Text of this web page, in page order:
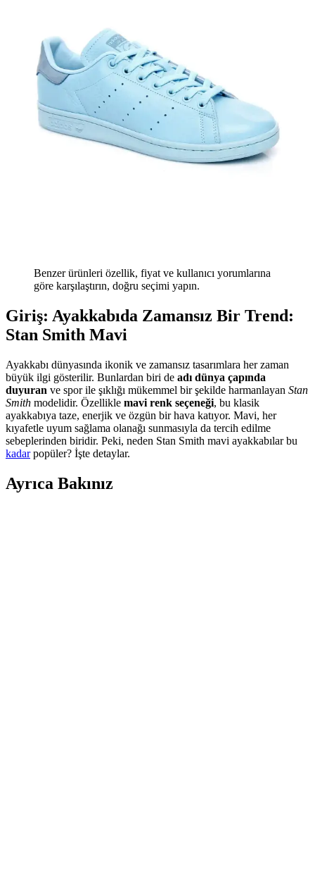
Benzer ürünleri özellik, fiyat ve kullanıcı yorumlarına
göre karşılaştırın, doğru seçimi yapın.
Giriş: Ayakkabıda Zamansız Bir Trend:
Stan Smith Mavi
Ayakkabı dünyasında ikonik ve zamansız tasarımlara her zaman
büyük ilgi gösterilir. Bunlardan biri de adı dünya çapında
duyuran ve spor ile şıklığı mükemmel bir şekilde harmanlayan Stan
Smith modelidir. Özellikle mavi renk seçeneği, bu klasik
ayakkabıya taze, enerjik ve özgün bir hava katıyor. Mavi, her
kıyafetle uyum sağlama olanağı sunmasıyla da tercih edilme
sebeplerinden biridir. Peki, neden Stan Smith mavi ayakkabılar bu
kadarpopüler? İşte detaylar.
Ayrıca Bakınız